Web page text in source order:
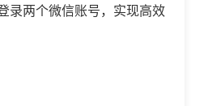
录两个微信账号，实现高效